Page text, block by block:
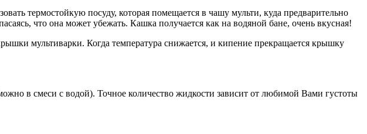
термостойкую посуду, которая помещается в чашу мульти, куда предварительно
что она может убежать. Кашка получается как на водяной бане, очень вкусная!
мультиварки. Когда температура снижается, и кипение прекращается крышку
в смеси с водой). Точное количество жидкости зависит от любимой Вами густоты